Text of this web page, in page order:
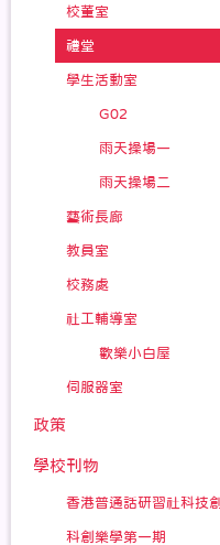
校董室
禮堂
學生活動室
G02
雨天操場一
雨天操場二
藝術長廊
教員室
校務處
社工輔導室
歡樂小白屋
伺服器室
政策
學校刊物
香港普通話研習社科技
科創樂學第一期